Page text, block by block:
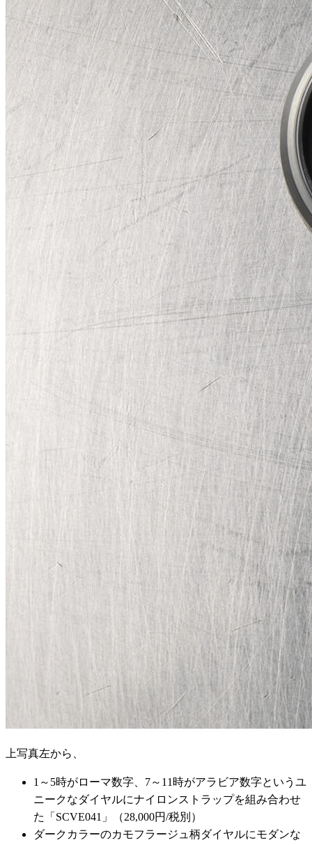
上写真左から、
1～5時がローマ数字、7～11時がアラビア数字というユ
ニークなダイヤルにナイロンストラップを組み合わせ
た「SCVE041」（28,000円/税別）
ダークカラーのカモフラージュ柄ダイヤルにモダンな